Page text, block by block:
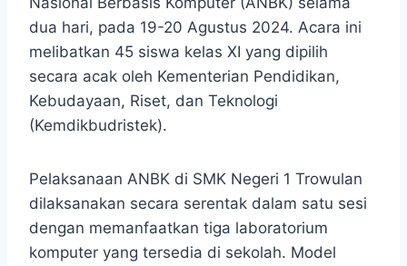
dua hari, pada 19-20 Agustus 2024. Acara ini
melibatkan 45 siswa kelas XI yang dipilih
secara acak oleh Kementerian Pendidikan,
Kebudayaan, Riset, dan Teknologi
(Kemdikbudristek).
Pelaksanaan ANBK di SMK Negeri 1 Trowulan
dilaksanakan secara serentak dalam satu sesi
dengan memanfaatkan tiga laboratorium
komputer yang tersedia di sekolah. Model